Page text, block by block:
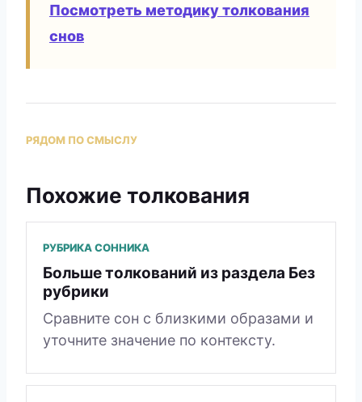
Посмотреть методику толкования
снов
РЯДОМ ПО СМЫСЛУ
Похожие толкования
РУБРИКА СОННИКА
Больше толкований из раздела Без
рубрики
Сравните сон с близкими образами и
уточните значение по контексту.